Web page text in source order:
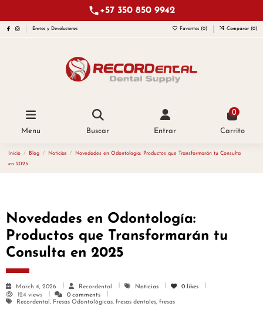
+57 350 850 9942
Envíos y Devoluciones Favoritos (0) Comparar (0)
Menu Buscar Entrar
0
Carrito
Inicio Blog Noticias
Novedades en Odontología: Productos que Transformarán tu Consulta
en 2025
Novedades en Odontología:
Productos que Transformarán tu
Consulta en 2025
March 4, 2026 Recordental Noticias 0 likes
124 views
0 comments
Recordental, Fresas Odontológicas, fresas dentales, fresas